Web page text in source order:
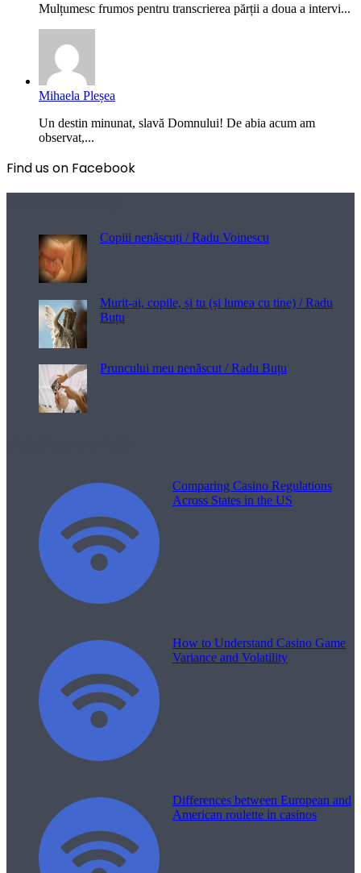
Mulțumesc frumos pentru transcrierea părții a doua a intervi...
Mihaela Pleșea
Un destin minunat, slavă Domnului! De abia acum am
observat,...
Find us on Facebook
Copiii nenăscuți / Radu Voinescu
Murit-ai, copile, și tu (și lumea cu tine) / Radu
Buțu
Pruncului meu nenăscut / Radu Buțu
Comparing Casino Regulations
Across States in the US
How to Understand Casino Game
Variance and Volatility
Differences between European and
American roulette in casinos